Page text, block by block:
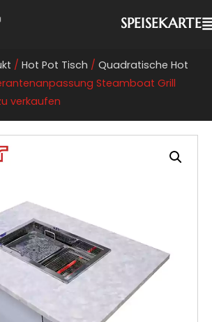
SPEISEKARTE
/ Hot Pot Tisch / Quadratische Hot
Steamboat Grill
verkaufen